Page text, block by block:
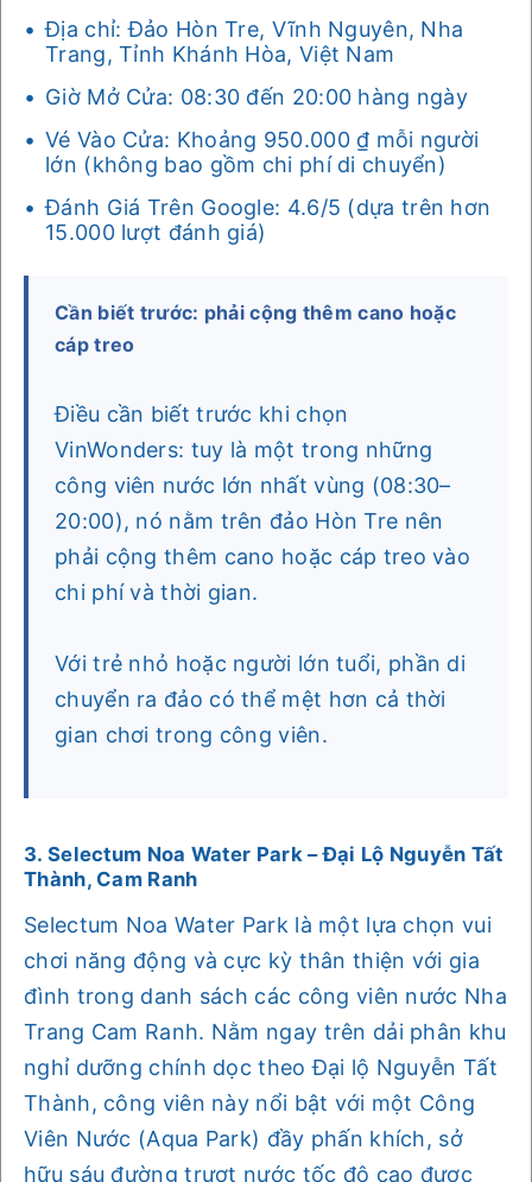
Địa chỉ: Đảo Hòn Tre, Vĩnh Nguyên, Nha
Trang, Tỉnh Khánh Hòa, Việt Nam
Giờ Mở Cửa: 08:30 đến 20:00 hàng ngày
Vé Vào Cửa: Khoảng 950.000 ₫ mỗi người
lớn (không bao gồm chi phí di chuyển)
Đánh Giá Trên Google: 4.6/5 (dựa trên hơn
15.000 lượt đánh giá)
Cần biết trước: phải cộng thêm cano hoặc
cáp treo
Điều cần biết trước khi chọn
VinWonders: tuy là một trong những
công viên nước lớn nhất vùng (08:30–
20:00), nó nằm trên đảo Hòn Tre nên
phải cộng thêm cano hoặc cáp treo vào
chi phí và thời gian.
Với trẻ nhỏ hoặc người lớn tuổi, phần di
chuyển ra đảo có thể mệt hơn cả thời
gian chơi trong công viên.
3. Selectum Noa Water Park – Đại Lộ Nguyễn Tất
Thành, Cam Ranh
Selectum Noa Water Park là một lựa chọn vui
chơi năng động và cực kỳ thân thiện với gia
đình trong danh sách các công viên nước Nha
Trang Cam Ranh. Nằm ngay trên dải phân khu
nghỉ dưỡng chính dọc theo Đại lộ Nguyễn Tất
Thành, công viên này nổi bật với một Công
Viên Nước (Aqua Park) đầy phấn khích, sở
hữu sáu đường trượt nước tốc độ cao được